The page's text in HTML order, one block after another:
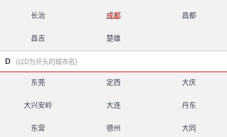
长治 成都 昌都
昌吉 楚雄
D (以D为开头的城市名)
东莞 定西 大庆
大兴安岭 大连 丹东
东营 德州 大同